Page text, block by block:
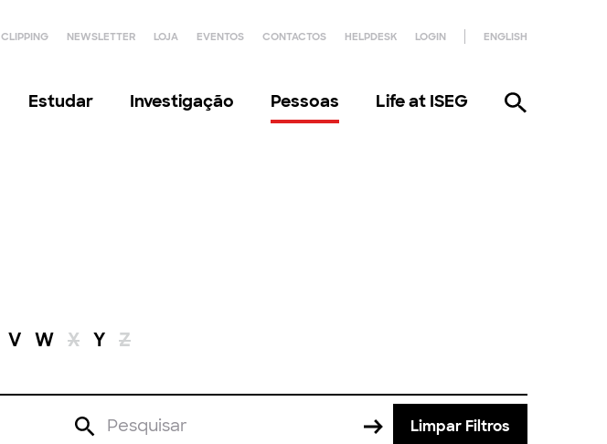
CLIPPING NEWSLETTER LOJA EVENTOS CONTACTOS HELPDESK LOGIN ENGLISH
Estudar Investigação Pessoas Life at ISEG
V W X Y Z
Limpar Filtros